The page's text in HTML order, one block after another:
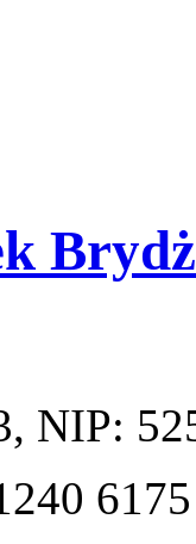
, NIP: